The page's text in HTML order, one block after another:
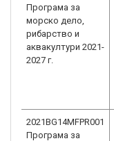
Програма за
морско дело,
рибарство и
аквакултури 2021-
2027 г.
2021BG14MFPR001
Програма за